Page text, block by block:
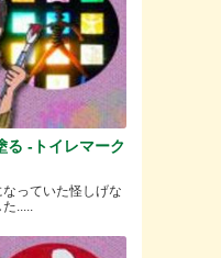
る -トイレマーク
っていた怪しげな
.....